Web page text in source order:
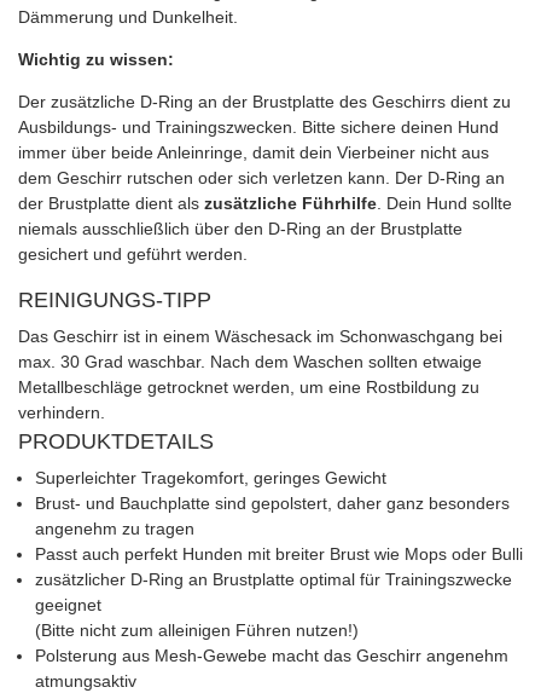
Dämmerung und Dunkelheit.
Wichtig zu wissen:
Der zusätzliche D-Ring an der Brustplatte des Geschirrs dient zu
Ausbildungs- und Trainingszwecken. Bitte sichere deinen Hund
immer über beide Anleinringe, damit dein Vierbeiner nicht aus
dem Geschirr rutschen oder sich verletzen kann. Der D-Ring an
der Brustplatte dient als zusätzliche Führhilfe . Dein Hund sollte
niemals ausschließlich über den D-Ring an der Brustplatte
gesichert und geführt werden.
REINIGUNGS-TIPP
Das Geschirr ist in einem Wäschesack im Schonwaschgang bei
max. 30 Grad waschbar. Nach dem Waschen sollten etwaige
Metallbeschläge getrocknet werden, um eine Rostbildung zu
verhindern.
PRODUKTDETAILS
Superleichter Tragekomfort, geringes Gewicht
Brust- und Bauchplatte sind gepolstert, daher ganz besonders
angenehm zu tragen
Passt auch perfekt Hunden mit breiter Brust wie Mops oder Bulli
zusätzlicher D-Ring an Brustplatte optimal für Trainingszwecke
geeignet
(Bitte nicht zum alleinigen Führen nutzen!)
Polsterung aus Mesh-Gewebe macht das Geschirr angenehm
atmungsaktiv